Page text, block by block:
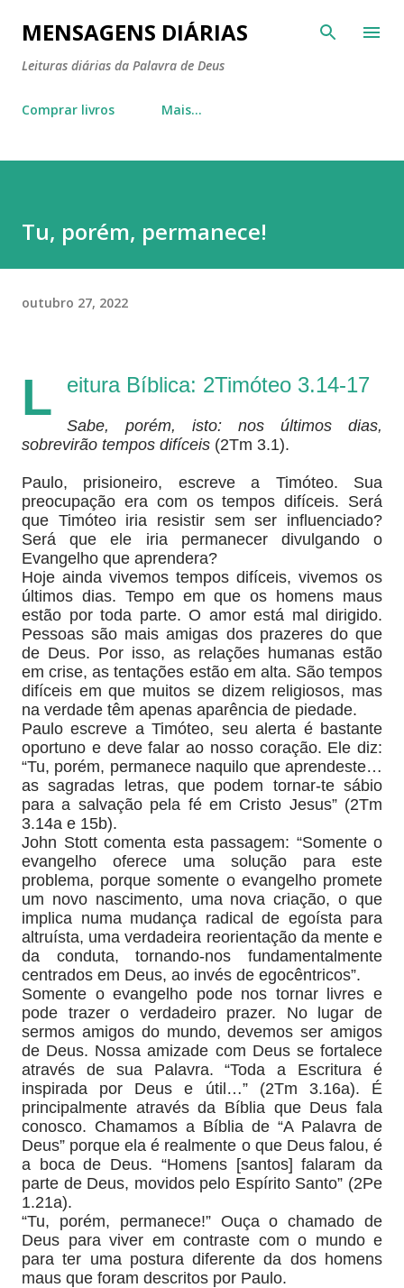
Pular para o conteúdo principal
MENSAGENS DIÁRIAS
Leituras diárias da Palavra de Deus
Comprar livros Mais…
Tu, porém, permanece!
outubro 27, 2022
L eitura Bíblica: 2Timóteo 3.14-17
Sabe, porém, isto: nos últimos dias,
sobrevirão tempos difíceis (2Tm 3.1).
Paulo, prisioneiro, escreve a Timóteo. Sua
preocupação era com os tempos difíceis. Será
que Timóteo iria resistir sem ser influenciado?
Será que ele iria permanecer divulgando o
Evangelho que aprendera?
Hoje ainda vivemos tempos difíceis, vivemos os
últimos dias. Tempo em que os homens maus
estão por toda parte. O amor está mal dirigido.
Pessoas são mais amigas dos prazeres do que
de Deus. Por isso, as relações humanas estão
em crise, as tentações estão em alta. São tempos
difíceis em que muitos se dizem religiosos, mas
na verdade têm apenas aparência de piedade.
Paulo escreve a Timóteo, seu alerta é bastante
oportuno e deve falar ao nosso coração. Ele diz:
“Tu, porém, permanece naquilo que aprendeste…
as sagradas letras, que podem tornar-te sábio
para a salvação pela fé em Cristo Jesus” (2Tm
3.14a e 15b).
John Stott comenta esta passagem: “Somente o
evangelho oferece uma solução para este
problema, porque somente o evangelho promete
um novo nascimento, uma nova criação, o que
implica numa mudança radical de egoísta para
altruísta, uma verdadeira reorientação da mente e
da conduta, tornando-nos fundamentalmente
centrados em Deus, ao invés de egocêntricos”.
Somente o evangelho pode nos tornar livres e
pode trazer o verdadeiro prazer. No lugar de
sermos amigos do mundo, devemos ser amigos
de Deus. Nossa amizade com Deus se fortalece
através de sua Palavra. “Toda a Escritura é
inspirada por Deus e útil…” (2Tm 3.16a). É
principalmente através da Bíblia que Deus fala
conosco. Chamamos a Bíblia de “A Palavra de
Deus” porque ela é realmente o que Deus falou, é
a boca de Deus. “Homens [santos] falaram da
parte de Deus, movidos pelo Espírito Santo” (2Pe
1.21a).
“Tu, porém, permanece!” Ouça o chamado de
Deus para viver em contraste com o mundo e
para ter uma postura diferente da dos homens
maus que foram descritos por Paulo.